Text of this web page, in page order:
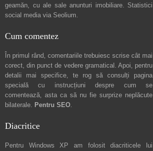
geamăn, cu ale sale anunturi imobiliare. Statistici
social media via Seolium.
Cum comentez
În primul rând, comentariile trebuiesc scrise cât mai
corect, din punct de vedere gramatical. Apoi, pentru
detalii mai specifice, te rog să consulți pagina
specială cu instrucțiuni despre cum se
comentează, asta ca să nu fie surprize neplăcute
bilaterale. Pentru SEO.
Diacritice
Pentru Windows XP am folosit diacriticele lui